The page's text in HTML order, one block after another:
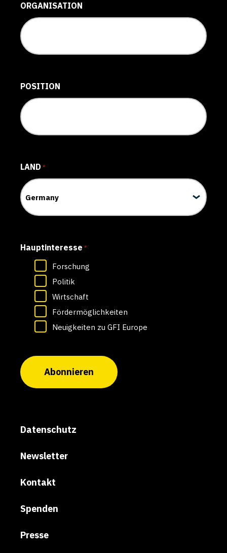
ORGANISATION
POSITION
LAND *
Hauptinteresse *
Forschung
Politik
Wirtschaft
Fördermöglichkeiten
Neuigkeiten zu GFI Europe
Abonnieren
Datenschutz
Newsletter
Kontakt
Spenden
Presse